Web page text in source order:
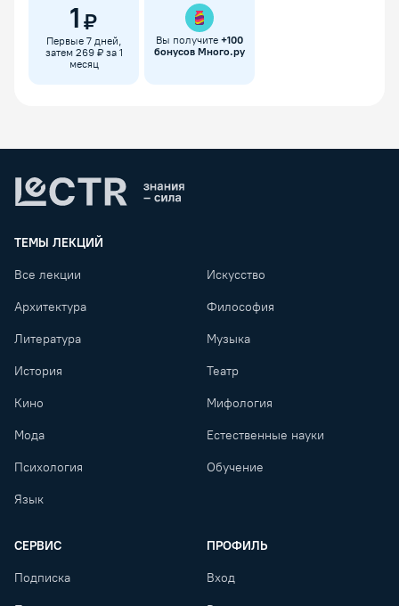
1 ₽
Первые 7 дней,
затем 269 ₽ за 1
месяц
Вы получите +100
бонусов Много.ру
ТЕМЫ ЛЕКЦИЙ
Все лекции Искусство
Архитектура Философия
Литература Музыка
История Театр
Кино Мифология
Мода Естественные науки
Психология Обучение
Язык
СЕРВИС
Подписка
ПРОФИЛЬ
Вход